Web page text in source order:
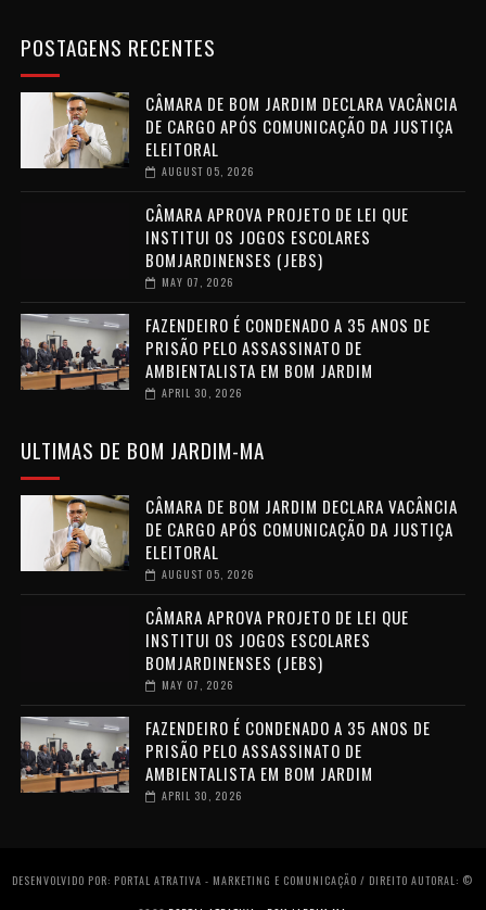
POSTAGENS RECENTES
CÂMARA DE BOM JARDIM DECLARA VACÂNCIA
DE CARGO APÓS COMUNICAÇÃO DA JUSTIÇA
ELEITORAL
AUGUST 05, 2026
CÂMARA APROVA PROJETO DE LEI QUE
INSTITUI OS JOGOS ESCOLARES
BOMJARDINENSES (JEBS)
MAY 07, 2026
FAZENDEIRO É CONDENADO A 35 ANOS DE
PRISÃO PELO ASSASSINATO DE
AMBIENTALISTA EM BOM JARDIM
APRIL 30, 2026
ULTIMAS DE BOM JARDIM-MA
CÂMARA DE BOM JARDIM DECLARA VACÂNCIA
DE CARGO APÓS COMUNICAÇÃO DA JUSTIÇA
ELEITORAL
AUGUST 05, 2026
CÂMARA APROVA PROJETO DE LEI QUE
INSTITUI OS JOGOS ESCOLARES
BOMJARDINENSES (JEBS)
MAY 07, 2026
FAZENDEIRO É CONDENADO A 35 ANOS DE
PRISÃO PELO ASSASSINATO DE
AMBIENTALISTA EM BOM JARDIM
APRIL 30, 2026
DESENVOLVIDO POR: PORTAL ATRATIVA - MARKETING E COMUNICAÇÃO / DIREITO AUTORAL: ©